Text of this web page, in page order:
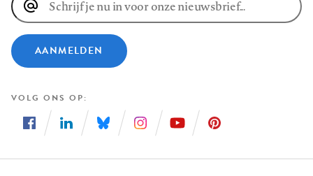
E-
mailadres
AANMELDEN
VOLG ONS OP
ons
ons
ons
ons
ons
ons